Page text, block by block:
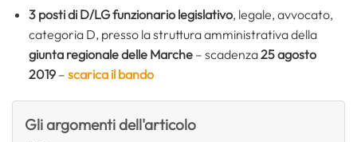
3 posti di D/LG funzionario legislativo, legale, avvocato,
categoria D, presso la struttura amministrativa della
giunta regionale delle Marche – scadenza25 agosto
2019 – scarica il bando
Gli argomenti dell'articolo